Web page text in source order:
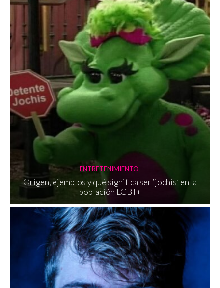
ENTRETENIMIENTO
Origen, ejemplos y qué significa ser ‘jochis’ en la
población LGBT+